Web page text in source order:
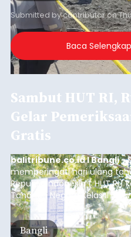
Submitted bycontributoron
Baca
Sambut HUT RI,
Gelar
Gratis
balitribune.co.id I Bangli -
memperingati hari ulang
Republik Indonesia ( HUT RI)
Tahanan Negara Kelas II B
kegiatan pemeriksaan
(6/8/2026).
Bangli